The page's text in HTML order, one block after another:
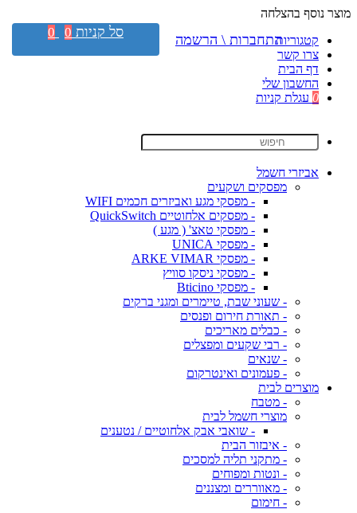
מוצר נוסף בהצלחה
קטגוריות
צרו קשר
דף הבית
החשבון שלי
0 עגלת קניות
אביזרי חשמל
מפסקים ושקעים
- מפסקי מגע ואביזרים חכמים WIFI
- מפסקים אלחוטיים QuickSwitch
- מפסקי טאצ' ( מגע )
- מפסקי UNICA
- מפסקי ARKE VIMAR
- מפסקי ניסקו סוויץ
- מפסקי Bticino
- שעוני שבת, טיימרים ומגני ברקים
- תאורת חירום ופנסים
- כבלים מאריכים
- רבי שקעים ומפצלים
- שנאים
- פעמונים ואינטרקום
מוצרים לבית
- מטבח
מוצרי חשמל לבית
- שואבי אבק אלחוטיים / נטענים
- איבזור הבית
- מתקני תליה למסכים
- ונטות ומפוחים
- מאווררים ומצננים
- חימום
התחברות \ הרשמה סל קניות 0
0